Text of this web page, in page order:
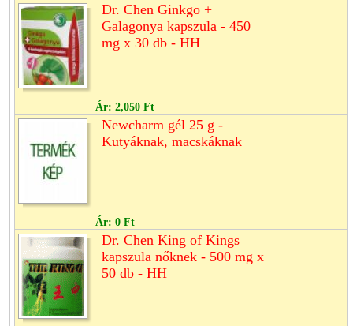
Dr. Chen Ginkgo +
Galagonya kapszula - 450
mg x 30 db - HH
Ár: 2,050 Ft
Newcharm gél 25 g -
Kutyáknak, macskáknak
Ár: 0 Ft
Dr. Chen King of Kings
kapszula nőknek - 500 mg x
50 db - HH